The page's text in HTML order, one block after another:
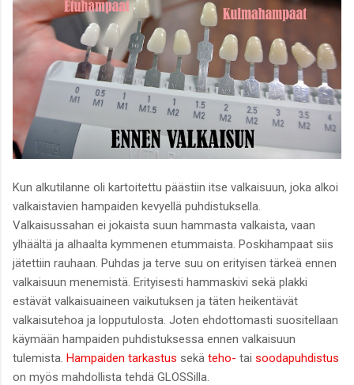
Kun alkutilanne oli kartoitettu päästiin itse valkaisuun, joka alkoi
valkaistavien hampaiden kevyellä puhdistuksella.
Valkaisussahan ei jokaista suun hammasta valkaista, vaan
ylhäältä ja alhaalta kymmenen etummaista. Poskihampaat siis
jätettiin rauhaan. Puhdas ja terve suu on erityisen tärkeä ennen
valkaisuun menemistä. Erityisesti hammaskivi sekä plakki
estävät valkaisuaineen vaikutuksen ja täten heikentävät
valkaisutehoa ja lopputulosta. Joten ehdottomasti suositellaan
käymään hampaiden puhdistuksessa ennen valkaisuun
tulemista. Hampaiden tarkastus sekä teho- tai soodapuhdistus
on myös mahdollista tehdä GLOSSilla.